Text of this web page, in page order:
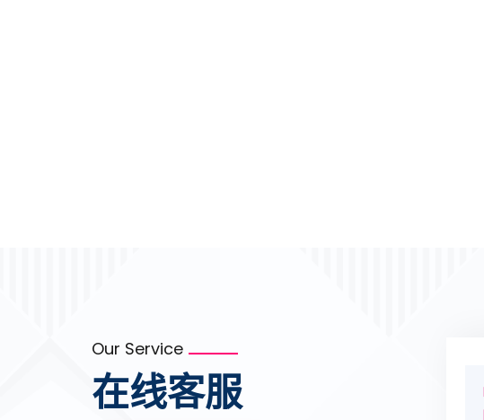
Our Service
在线客服